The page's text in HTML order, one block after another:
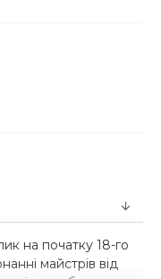
на початку 18-го
майстрів від